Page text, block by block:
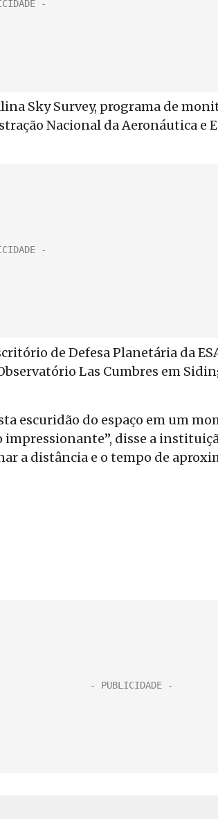
Sky Survey, programa de
Nacional da Aeronáutica e
de Defesa Planetária da
Las Cumbres em
escuridão do espaço em um
disse a
a distância e o tempo de